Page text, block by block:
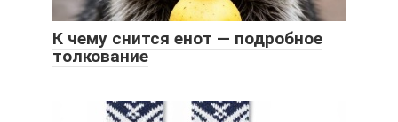
К чему снится енот — подробное
толкование